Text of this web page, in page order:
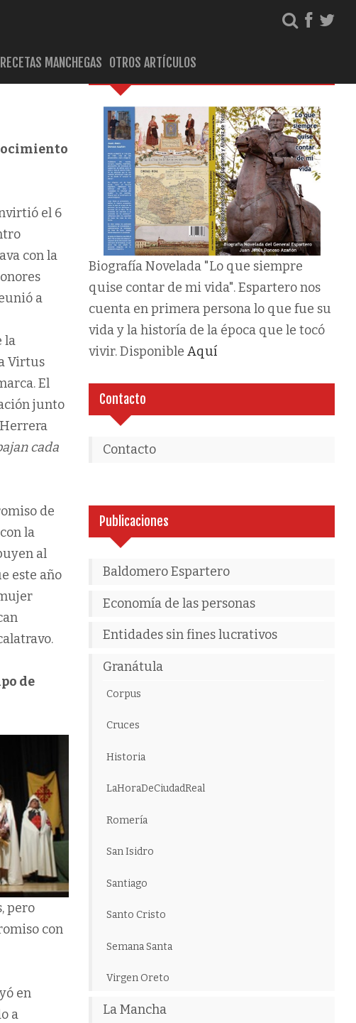
RECETAS MANCHEGAS OTROS ARTÍCULOS
el 6
con la
a
la
Virtus
El
junto
cada
de
la
al
este año
de
pero
con
en
a
Biografía del General Espartero
Biografía Novelada "Lo que siempre
quise contar de mi vida". Espartero nos
cuenta en primera persona lo que fue su
vida y la historía de la época que le tocó
vivir. DisponibleAquí
Contacto
Contacto
Publicaciones
Baldomero Espartero
Economía de las personas
Entidades sin fines lucrativos
Granátula
Corpus
Cruces
Historia
LaHoraDeCiudadReal
Romería
San Isidro
Santiago
Santo Cristo
Semana Santa
Virgen Oreto
La Mancha